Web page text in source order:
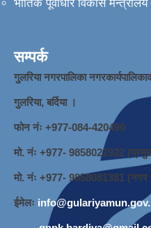
भौतिक पूर्वाधार विकास
सम्पर्क
गुलरिया नगरपालिका
गुलरिया, बर्दिया ।
फोन नंः ‌+977-084-420490
मो. नंः +977- 9858022922
मो. नंः +977- 9858081381 (नगर
ईमेलः